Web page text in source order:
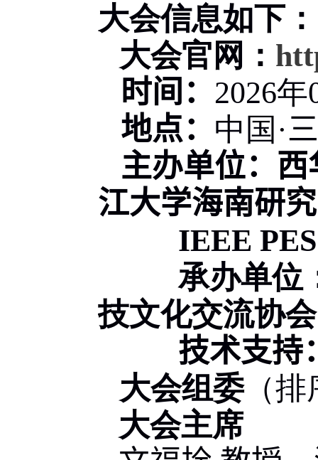
大会信息如下：
大会官网：
时间： 2026年
地点： 中国 ·
主办单位：
江大学海南研
IEEE
承办单位
技文化交流协会
技术支持
大会组委（排
大会主席